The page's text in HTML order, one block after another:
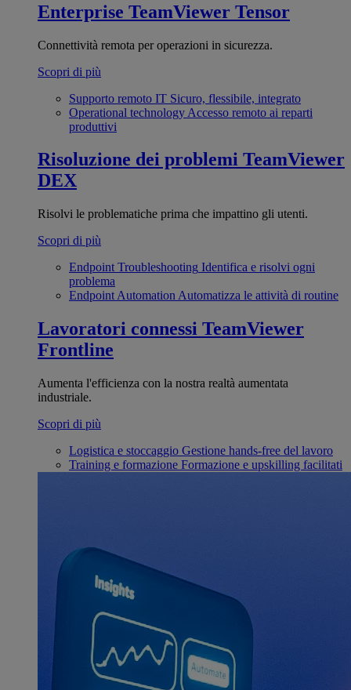
Enterprise TeamViewer Tensor
Connettività remota per operazioni in sicurezza.
Scopri di più
Supporto remoto IT Sicuro, flessibile, integrato
Operational technology Accesso remoto ai reparti
produttivi
Risoluzione dei problemi TeamViewer
DEX
Risolvi le problematiche prima che impattino gli utenti.
Scopri di più
Endpoint Troubleshooting Identifica e risolvi ogni
problema
Endpoint Automation Automatizza le attività di routine
Lavoratori connessi TeamViewer
Frontline
Aumenta l'efficienza con la nostra realtà aumentata
industriale.
Scopri di più
Logistica e stoccaggio Gestione hands-free del lavoro
Training e formazione Formazione e upskilling facilitati